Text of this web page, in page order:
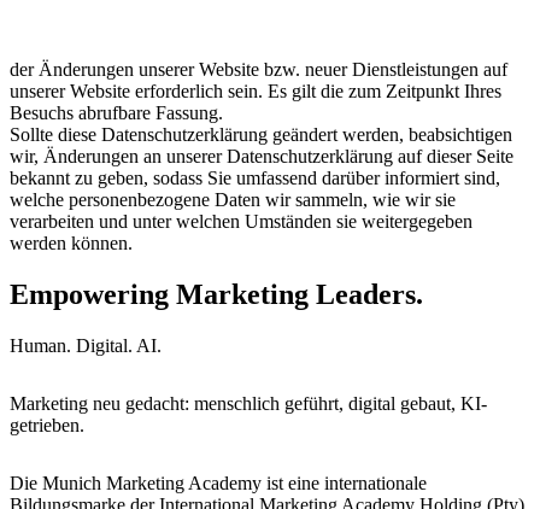
der Änderungen unserer Website bzw. neuer Dienstleistungen auf
unserer Website erforderlich sein. Es gilt die zum Zeitpunkt Ihres
Besuchs abrufbare Fassung.
Sollte diese Datenschutzerklärung geändert werden, beabsichtigen
wir, Änderungen an unserer Datenschutzerklärung auf dieser Seite
bekannt zu geben, sodass Sie umfassend darüber informiert sind,
welche personenbezogene Daten wir sammeln, wie wir sie
verarbeiten und unter welchen Umständen sie weitergegeben
werden können.
Empowering Marketing Leaders.
Human. Digital. AI.
Marketing neu gedacht: menschlich geführt, digital gebaut, KI-
getrieben.
Die Munich Marketing Academy ist eine internationale
Bildungsmarke der International Marketing Academy Holding (Pty)